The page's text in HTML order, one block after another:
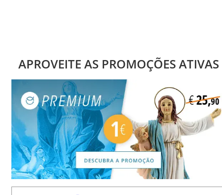
APROVEITE AS PROMOÇÕES ATIVAS